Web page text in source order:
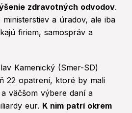
zdravotných odvodov.
ministerstiev a úradov, ale iba
firiem, samospráv a
Kamenický (Smer-SD)
22 opatrení, ktoré by mali
väčšom výbere daní a
eur. K nim patrí okrem